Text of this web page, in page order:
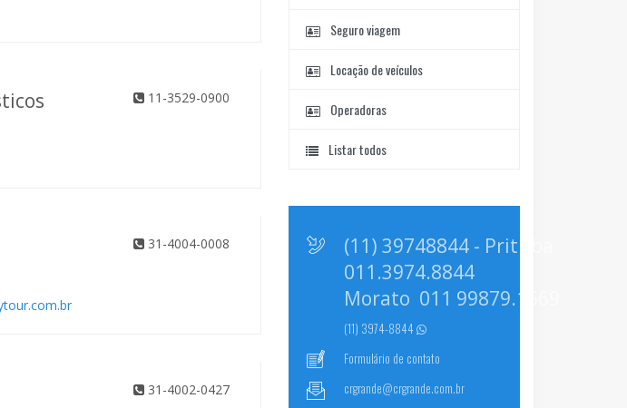
11-3529-0900
31-4004-0008
31-4002-0427
Seguro viagem
Locação de veículos
Operadoras
Listar todos
(11) 39748844 - Prituba
011.3974.8844
Morato 011 99879.1569
(11) 3974-8844
Formulário de contato
crgrande@crgrande.com.br